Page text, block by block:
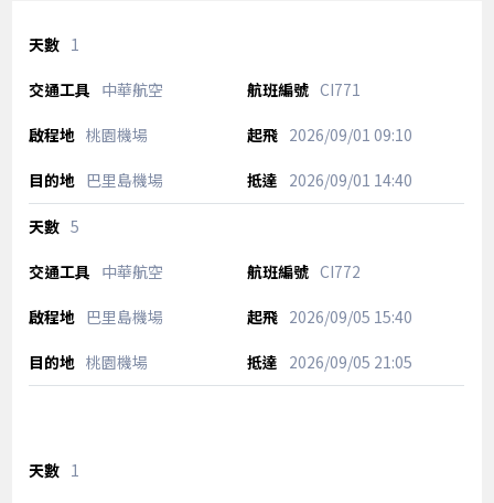
1
中華航空 CI771
桃園機場 2026/09/01 09:10
巴里島機場 2026/09/01 14:40
5
中華航空 CI772
巴里島機場 2026/09/05 15:40
桃園機場 2026/09/05 21:05
1